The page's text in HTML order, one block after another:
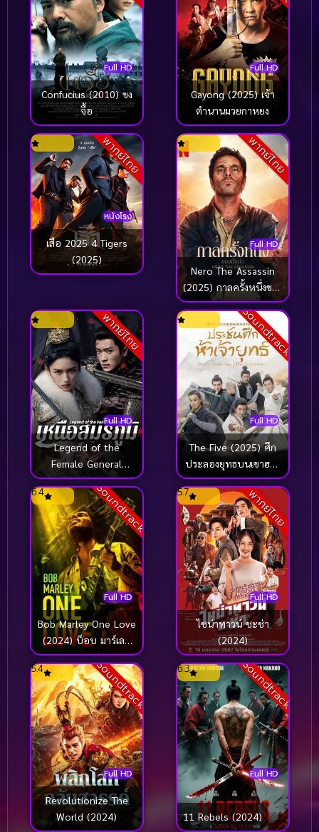
Full HD
Confucius (2010) ขง
จื้อ
Full HD
Gayong (2025) เจ้า
ตำนานมวยกาหยง
พากย์ไทย
หนังโรง
เสือ 2025 4 Tigers
(2025)
พากย์ไทย
Full HD
Nero The Assassin
(2025) กาลครั้งหนึ่งของ
นักฆ่า
พากย์ไทย
Full HD
Legend of the
Female General
(2025) เหนือสมรภูมิ
Soundtrack
Full HD
The Five (2025) ศึก
ประลองยุทธบนเขาฮว่า
ซาน ประชันศึกห้าเจ้า
ยุทธ์
Soundtrack
Full HD
6.4
Bob Marley One Love
(2024) บ็อบ มาร์เลย์
วัน เลิฟ
พากย์ไทย
Full HD
5.7
ไชน่าทาวน์ ชะช่า
(2024)
Soundtrack
Full HD
5.4
Revolutionize The
World (2024)
Soundtrack
Full HD
6.3
11 Rebels (2024)